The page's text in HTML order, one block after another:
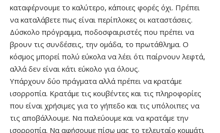
καταφέρνουμε το καλύτερο, κάποιες φορές όχι. Πρέπει
να καταλάβετε πως είναι περίπλοκες οι καταστάσεις.
Δύσκολο πρόγραμμα, ποδοσφαιριστές που πρέπει να
βρουν τις συνδέσεις, την ομάδα, το πρωτάθλημα. Ο
κόσμος μπορεί πολύ εύκολα να λέει ότι παίρνουν λεφτά,
αλλά δεν είναι κάτι εύκολο για όλους.
Υπάρχουν δύο πράγματα αλλά πρέπει να κρατάμε
ισορροπία. Κρατάμε τις κουβέντες και τις πληροφορίες
που είναι χρήσιμες για το γήπεδο και τις υπόλοιπες να
τις αποβάλλουμε. Να παλεύουμε και να κρατάμε την
ισορροπία. Να αφήσουμε πίσω μας το τελευταίο κομμάτι